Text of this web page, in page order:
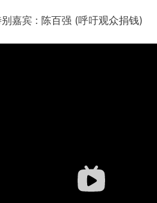
嘉宾 : 陈百强 (呼吁观众捐钱)